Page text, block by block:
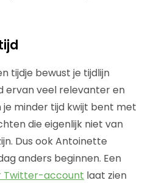
tijdje bewust je tijdlijn
ervan veel relevanter en
minder tijd kwijt bent met
die eigenlijk niet van
Dus ook Antoinette
anders beginnen. Een
Twitter-account laat zien